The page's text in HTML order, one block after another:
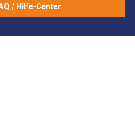
/ Hilfe-Center